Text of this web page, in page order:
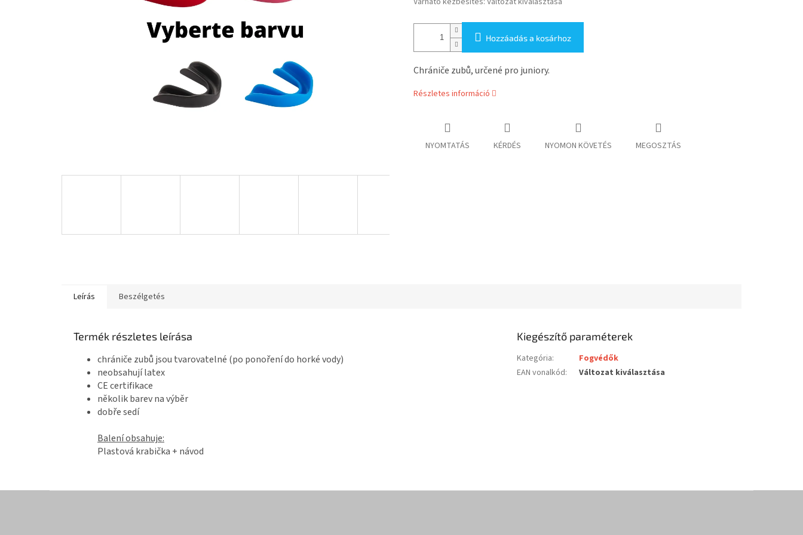
Hozzáadás a kosárhoz
Chrániče zubů, určené pro juniory.
Részletes információ
NYOMTATÁS KÉRDÉS NYOMON KÖVETÉS MEGOSZTÁS
Leírás Beszélgetés
Termék részletes leírása
chrániče zubů jsou tvarovatelné (po ponoření do horké vody)
neobsahují latex
CE certifikace
několik barev na výběr
dobře sedí
Balení obsahuje:
Plastová krabička + návod
Kiegészítő paraméterek
Kategória:
Fogvédők
EAN vonalkód: Változat kiválasztása